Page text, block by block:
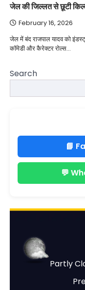
जेल की जिल्लत से छूटी
February 16, 2026
जेल में बंद राजपाल यादव को
कॉमेडी और कैरेक्टर रोल्स…
Search
📘
💬
Partly